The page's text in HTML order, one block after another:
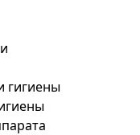
гигиены